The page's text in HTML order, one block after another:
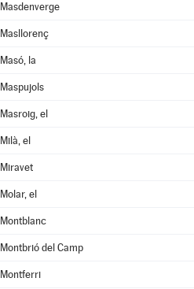
Masdenverge
Masllorenç
Masó, la
Maspujols
Masroig, el
Milà, el
Miravet
Molar, el
Montblanc
Montbrió del Camp
Montferri